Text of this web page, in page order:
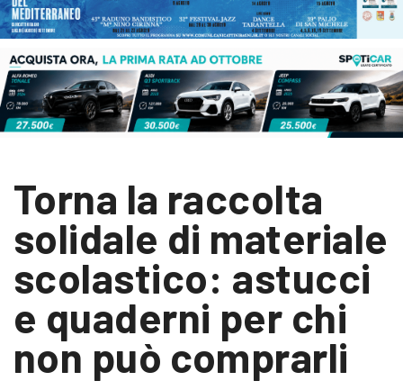
Torna la raccolta
solidale di materiale
scolastico: astucci
e quaderni per chi
non può comprarli